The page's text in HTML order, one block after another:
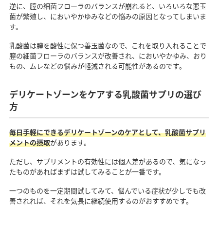
逆に、膣の細菌フローラのバランスが崩れると、いろいろな悪玉
菌が繁殖し、においやかゆみなどの悩みの原因となってしまいま
す。
乳酸菌は膣を酸性に保つ善玉菌なので、これを取り入れることで
膣の細菌フローラのバランスが改善され、においやかゆみ、おり
もの、ムレなどの悩みが軽減される可能性があるのです。
デリケートゾーンをケアする乳酸菌サプリの選び
方
毎日手軽にできるデリケートゾーンのケアとして、乳酸菌サプリ
メントの摂取があります。
ただし、サプリメントの有効性には個人差があるので、気になっ
たものがあればまずは試してみることが一番です。
一つのものを一定期間試してみて、悩んでいる症状が少しでも改
善されれば、それを気長に継続使用するのがおすすめです。